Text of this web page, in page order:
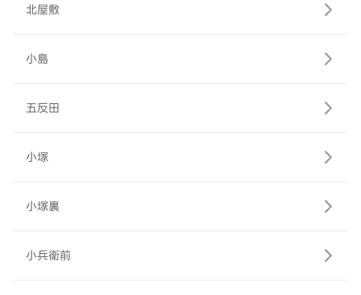
北屋敷
小島
五反田
小塚
小塚裏
小兵衛前